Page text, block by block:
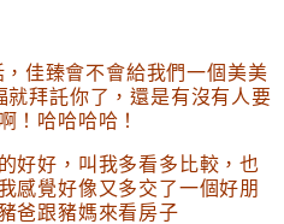
， 佳臻會不會給我們一個美美
就拜託你了 ，還是有沒有人要
！哈哈哈哈 ！
好好 ，叫我多看多比較 ，也
感覺好像又多交了一個好朋
爸跟豬媽來看房子